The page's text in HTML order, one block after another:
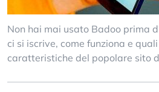
Non hai mai usato Badoo prima
ci si iscrive, come funziona e
caratteristiche del popolare sito